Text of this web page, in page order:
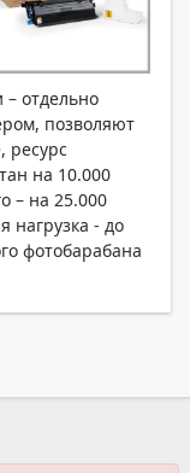
– отдельно
позволяют
ресурс
на 10.000
– на 25.000
нагрузка - до
фотобарабана